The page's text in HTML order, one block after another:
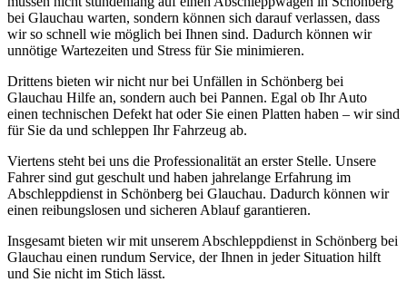
bei Glauchau warten, sondern können sich darauf verlassen, dass
wir so schnell wie möglich bei Ihnen sind. Dadurch können wir
unnötige Wartezeiten und Stress für Sie minimieren.
Drittens bieten wir nicht nur bei Unfällen in Schönberg bei
Glauchau Hilfe an, sondern auch bei Pannen. Egal ob Ihr Auto
einen technischen Defekt hat oder Sie einen Platten haben – wir sind
für Sie da und schleppen Ihr Fahrzeug ab.
Viertens steht bei uns die Professionalität an erster Stelle. Unsere
Fahrer sind gut geschult und haben jahrelange Erfahrung im
Abschleppdienst in Schönberg bei Glauchau. Dadurch können wir
einen reibungslosen und sicheren Ablauf garantieren.
Insgesamt bieten wir mit unserem Abschleppdienst in Schönberg bei
Glauchau einen rundum Service, der Ihnen in jeder Situation hilft
und Sie nicht im Stich lässt.